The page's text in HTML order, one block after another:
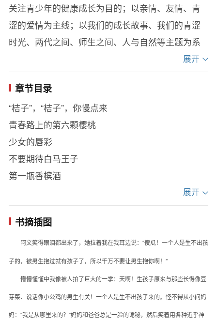
关注青少年的健康成长为目的；以亲情、友情、青
涩的爱情为主线；以我们的成长故事、我们的青涩
时光、两代之间、师生之间、人与自然等主题为系
列，伴随每一个孩子愉快地度过自己的青春期！本
套丛书在励志、感恩、人道情怀等方面对青少年起
到很好的引导作用，相信会受到广大学生、家长、
老师的喜爱！
展开
章节目录
“桔子”，“桔子”，你慢点来
青春路上的第六颗樱桃
少女的唇彩
不要期待白马王子
第一瓶香槟酒
奶奶的初恋情人
胖女孩遭遇“咸猪手”
女儿如玉
交一份后学生时代的成绩单
暗恋是一种自毁
女孩的心事，小事也是大事
聪明的孩子会恋爱
展开
书摘插图
阿文笑得眼泪都出来了，她拉着我在我耳边说：“傻瓜！一个人是生不出孩
子的，被男生抱过就有孩子了，所以千万不要让男生抱你啊！”
懵懵懂懂中我像被人拍了巨大的一掌：天啊！生孩子原来与那些长得像豆
芽菜、说话像小公鸡的男生有关！一个人是生不出孩子来的。怪不得从小问妈
妈：“我是从哪里来的？”妈妈和爸爸总是一脸的诡秘，然后笑着用各种近乎神